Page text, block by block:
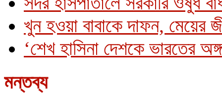
খুন হওয়া বাবাকে দাফন, মেয়ের
‘শেখ হাসিনা দেশকে ভারতের
মন্তব্য